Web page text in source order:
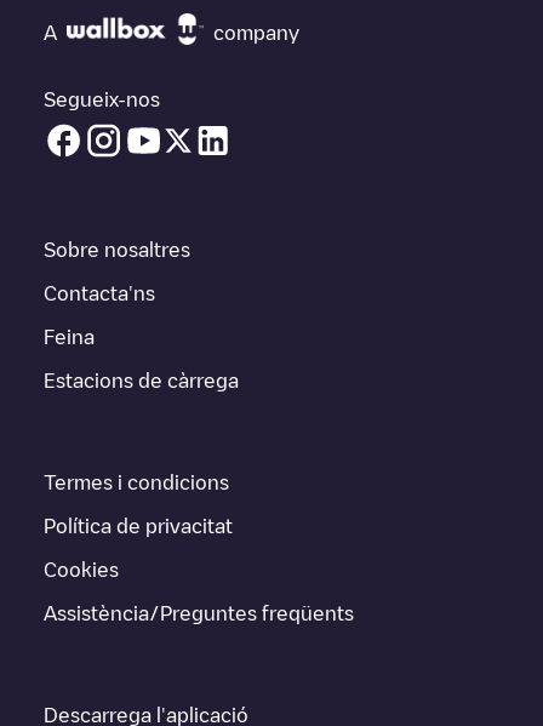
A company
Segueix-nos
Sobre nosaltres
Contacta'ns
Feina
Estacions de càrrega
Termes i condicions
Política de privacitat
Cookies
Assistència/Preguntes freqüents
Descarrega l'aplicació